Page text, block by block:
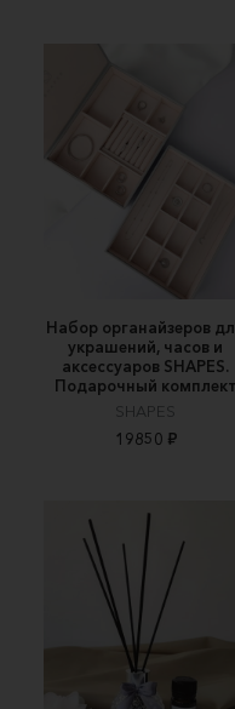
Набор органайзеров
украшений, часов и
аксессуаров SHAPES.
Подарочный комплект
SHAPES
19850 ₽